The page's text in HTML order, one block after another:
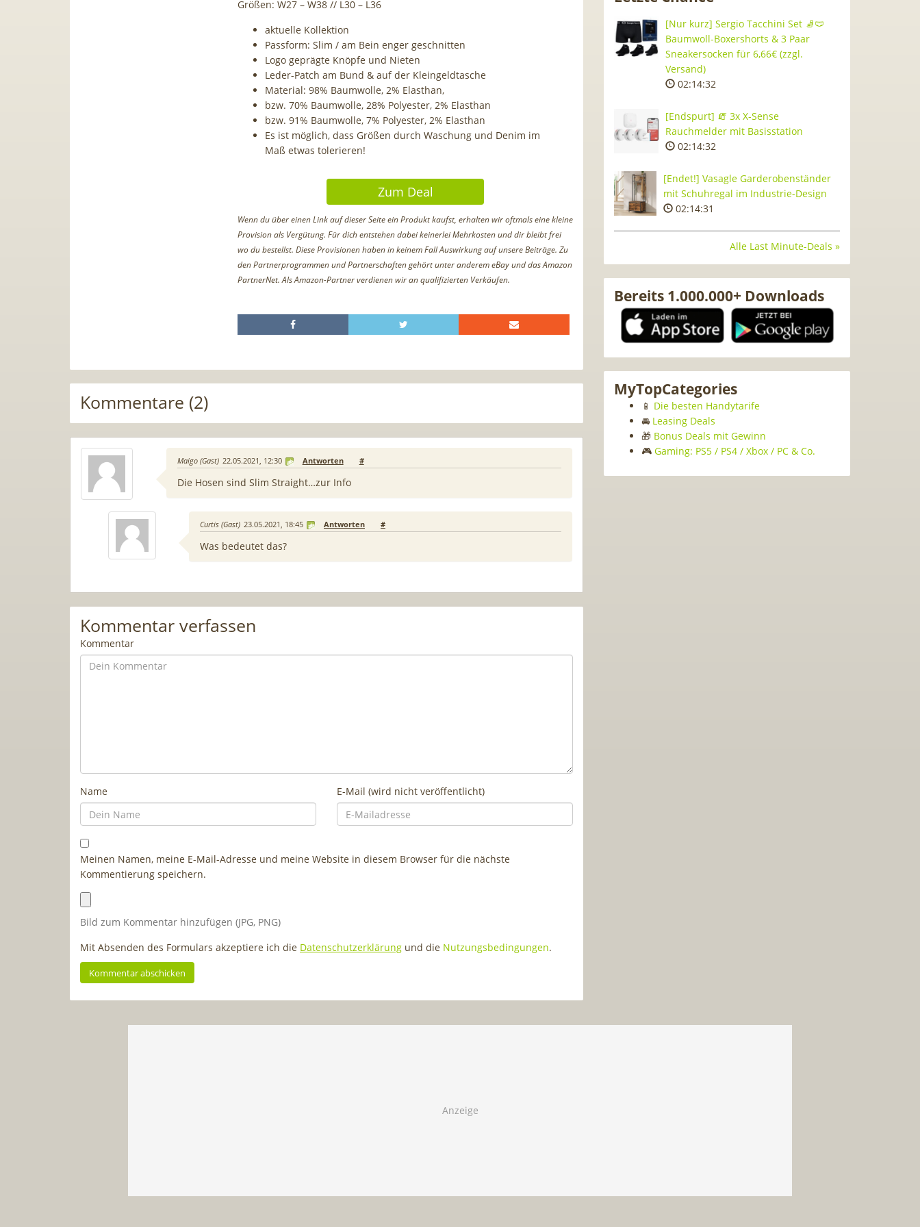
Größen: W27 – W38 // L30 – L36
aktuelle Kollektion
Passform: Slim / am Bein enger geschnitten
Logo geprägte Knöpfe und Nieten
Leder-Patch am Bund & auf der Kleingeldtasche
Material: 98% Baumwolle, 2% Elasthan,
bzw. 70% Baumwolle, 28% Polyester, 2% Elasthan
bzw. 91% Baumwolle, 7% Polyester, 2% Elasthan
Es ist möglich, dass Größen durch Waschung und Denim im
Maß etwas tolerieren!
Zum Deal
Wenn du über einen Link auf dieser Seite ein Produkt kaufst, erhalten wir oftmals eine kleine
Provision als Vergütung. Für dich entstehen dabei keinerlei Mehrkosten und dir bleibt frei
wo du bestellst. Diese Provisionen haben in keinem Fall Auswirkung auf unsere Beiträge. Zu
den Partnerprogrammen und Partnerschaften gehört unter anderem eBay und das Amazon
PartnerNet. Als Amazon-Partner verdienen wir an qualifizierten Verkäufen.
Kommentare (2)
Maigo (Gast) 22.05.2021, 12:30 Antworten #
Die Hosen sind Slim Straight…zur Info
Curtis (Gast) 23.05.2021, 18:45 Antworten #
Was bedeutet das?
Kommentar verfassen
Kommentar
Name E-Mail (wird nicht veröffentlicht)
Meinen Namen, meine E-Mail-Adresse und meine Website in diesem Browser für die nächste
Kommentierung speichern.
Bild zum Kommentar hinzufügen (JPG, PNG)
Mit Absenden des Formulars akzeptiere ich die Datenschutzerklärung und die Nutzungsbedingungen.
[Nur kurz] Sergio Tacchini Set 🧦🩲
Baumwoll-Boxershorts & 3 Paar
Sneakersocken für 6,66€ (zzgl.
Versand)
02:14:31
[Endspurt] 🧯 3x X-Sense
Rauchmelder mit Basisstation
02:14:31
[Endet!] Vasagle Garderobenständer
mit Schuhregal im Industrie-Design
02:14:30
Alle Last Minute-Deals »
Bereits 1.000.000+ Downloads
MyTopCategories
📱 Die besten Handytarife
🚘 Leasing Deals
🎁 Bonus Deals mit Gewinn
🎮 Gaming: PS5 / PS4 / Xbox / PC & Co.